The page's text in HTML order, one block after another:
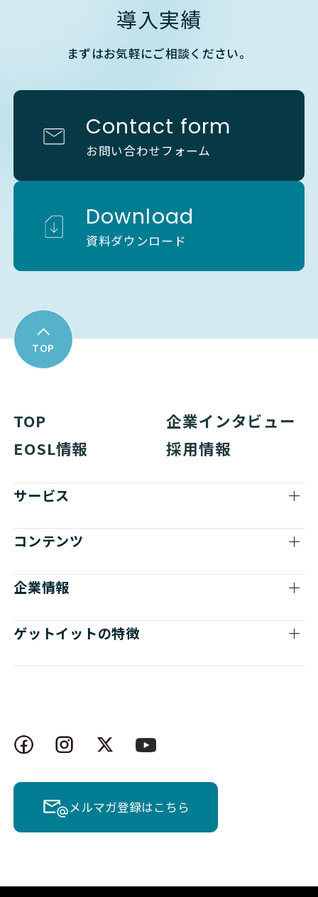
導入実績
まずはお気軽にご相談ください。
Contact form
お問い合わせフォーム
Download
資料ダウンロード
TOP
TOP
企業インタビュー
EOSL情報
採用情報
サービス
コンテンツ
企業情報
ゲットイットの特徴
メルマガ登録はこちら